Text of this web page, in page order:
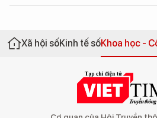
Xã hội sốKinh tế sốKhoa học -